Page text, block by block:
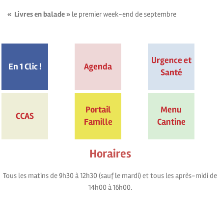
« Livres en balade » le premier week-end de septembre
En 1 Clic ! Agenda
Urgence et
Santé
CCAS
Portail
Famille
Menu
Cantine
Horaires
Tous les matins de 9h30 à 12h30 (sauf le mardi) et tous les après-midi de
14h00 à 16h00.